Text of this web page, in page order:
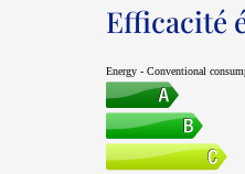
Efficacité